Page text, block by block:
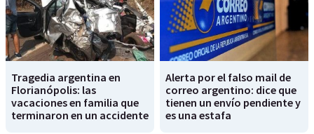
Tragedia argentina en
Florianópolis: las
vacaciones en familia que
terminaron en un accidente
Alerta por el falso mail de
correo argentino: dice que
tienen un envío pendiente y
es una estafa